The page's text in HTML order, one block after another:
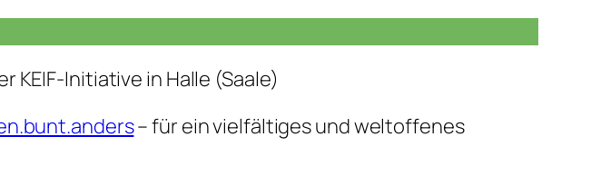
Initiative in Halle (Saale)
– für ein vielfältiges und weltoffenes